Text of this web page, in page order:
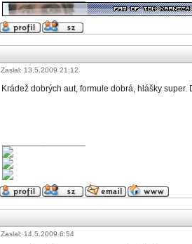
Zaslal: 13.5.2009 21:12
Krádež dobrých aut, formule dobrá, hlášky super.
Zaslal: 14.5.2009 6:54